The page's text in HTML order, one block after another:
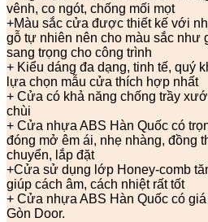
vênh, co ngót, chống mối mọt
+Màu sắc cửa được thiết kế với
gỗ tự nhiên nên cho màu sắc như
sang trọng cho công trình
+ Kiểu dáng đa dạng, tinh tế, quý
lựa chọn mẫu cửa thích hợp nhất
+ Cửa có khả năng chống trầy
chùi
+ Cửa nhựa ABS Hàn Quốc có
đóng mở êm ái, nhẹ nhàng, đồng
chuyển, lắp đặt
+Cửa sử dụng lớp Honey-comb
giúp cách âm, cách nhiệt rất tốt
+ Cửa nhựa ABS Hàn Quốc có
Gòn Door.